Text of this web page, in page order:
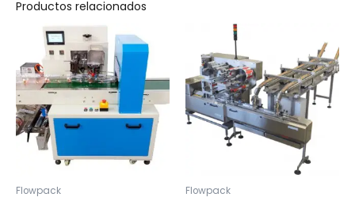
Productos relacionados
Flowpack Flowpack